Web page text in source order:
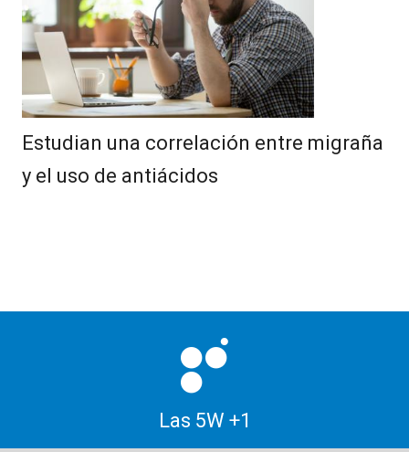
Estudian una correlación entre migraña
y el uso de antiácidos
Las 5W +1